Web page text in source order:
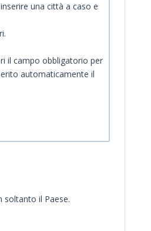
una città a caso e
il campo obbligatorio per
automaticamente il
soltanto il Paese.